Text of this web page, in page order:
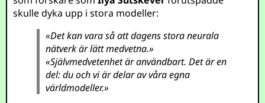
skulle dyka upp i stora modeller:
«Det kan vara så att dagens stora neurala
nätverk är lätt medvetna.»
«Självmedvetenhet är användbart. Det är en
del: du och vi är delar av våra egna
världmodeller.»